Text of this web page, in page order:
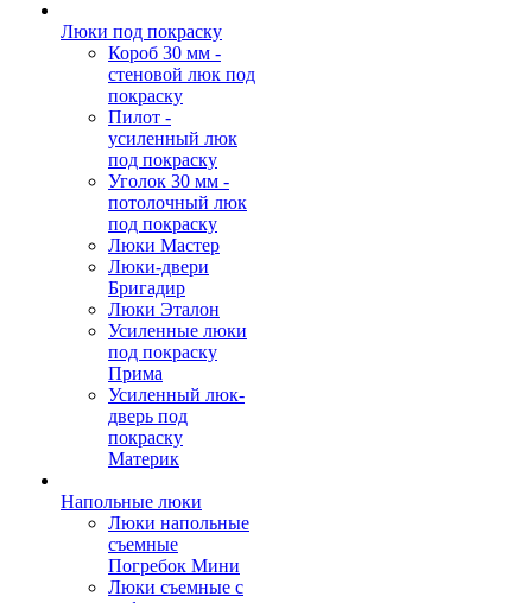
Люки под покраску
Короб 30 мм -
стеновой люк под
покраску
Пилот -
усиленный люк
под покраску
Уголок 30 мм -
потолочный люк
под покраску
Люки Мастер
Люки-двери
Бригадир
Люки Эталон
Усиленные люки
под покраску
Прима
Усиленный люк-
дверь под
покраску
Материк
Напольные люки
Люки напольные
съемные
Погребок Мини
Люки съемные с